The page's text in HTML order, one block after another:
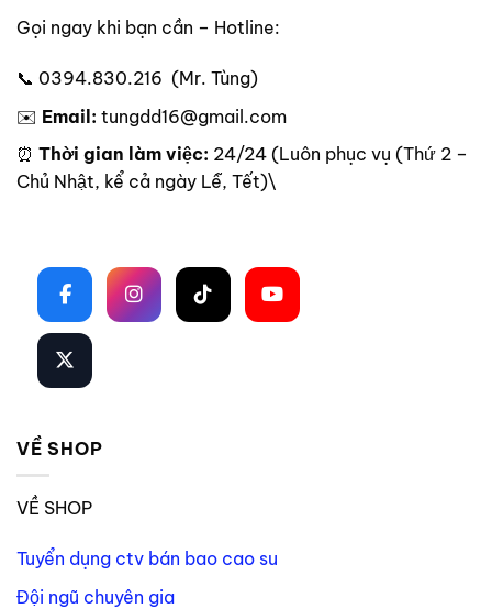
Gọi ngay khi bạn cần – Hotline:
📞 0394.830.216 (Mr. Tùng)
✉️ Email: tungdd16@gmail.com
⏰ Thời gian làm việc: 24/24 (Luôn phục vụ (Thứ 2 –
Chủ Nhật, kể cả ngày Lễ, Tết)\
VỀ SHOP
VỀ SHOP
Tuyển dụng ctv bán bao cao su
Đội ngũ chuyên gia